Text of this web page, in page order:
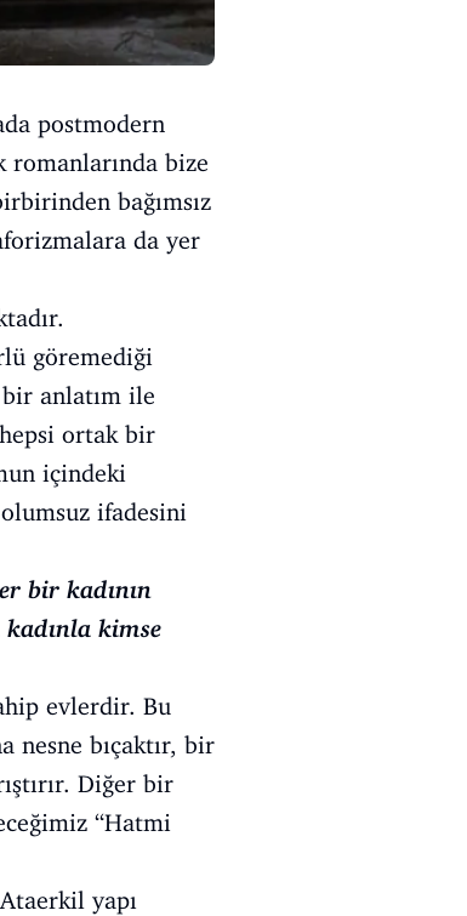
postmodern
romanlarında bize
bağımsız
da yer
göremediği
anlatım ile
ortak bir
içindeki
ifadesini
bir kadının
kimse
evlerdir. Bu
nesne bıçaktır, bir
Diğer bir
“Hatmi
yapı